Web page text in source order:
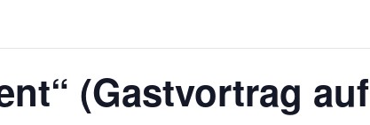
(Gastvortrag auf